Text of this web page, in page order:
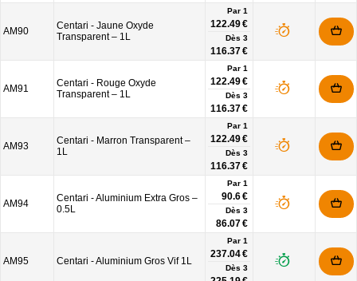
AM90
Centari - Jaune Oxyde
Transparent – 1L
Par 1
122.49 €
Dès 3
116.37 €
AM91
Centari - Rouge Oxyde
Transparent – 1L
Par 1
122.49 €
Dès 3
116.37 €
AM93
Centari - Marron Transparent –
1L
Par 1
122.49 €
Dès 3
116.37 €
AM94
Centari - Aluminium Extra Gros –
0.5L
Par 1
90.6 €
Dès 3
86.07 €
AM95 Centari - Aluminium Gros Vif 1L
Par 1
237.04 €
Dès 3